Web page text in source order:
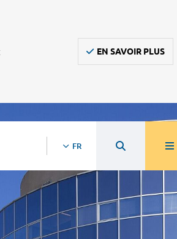
EN SAVOIR PLUS
FR